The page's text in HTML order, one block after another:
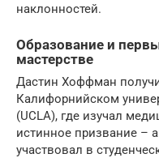
наклонностей.
Образование и
мастерстве
Дастин Хоффман
Калифорнийском
(UCLA), где изучал
истинное призвание –
участвовал в